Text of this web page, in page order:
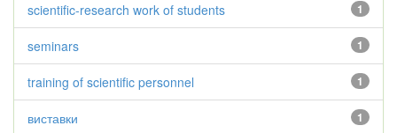
1
scientific-research work of students
1
seminars
1
training of scientific personnel
1
виставки